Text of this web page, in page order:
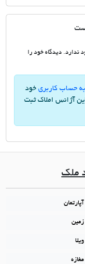
ندارد. دیدگاه خود را
حساب کاربری خود
این آژانس املاک ثبت
ملک